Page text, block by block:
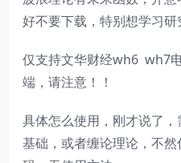
好不要下载，特别想学习研
仅支持文华财经wh6 wh7
端，请注意！！
具体怎么使用，刚才说了
基础，或者缠论理论，不